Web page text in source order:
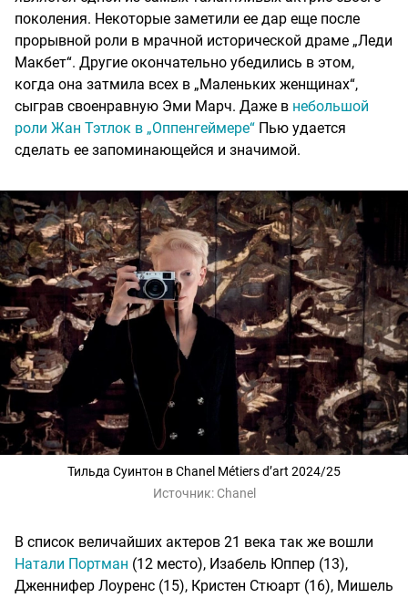
поколения. Некоторые заметили ее дар еще после
прорывной роли в мрачной исторической драме „Леди
Макбет“. Другие окончательно убедились в этом,
когда она затмила всех в „Маленьких женщинах“,
сыграв своенравную Эми Марч. Даже в небольшой
роли Жан Тэтлок в „Оппенгеймере“ Пью удается
сделать ее запоминающейся и значимой.
Тильда Суинтон в Chanel Métiers d’art 2024/25
Источник: Chanel
В список величайших актеров 21 века так же вошли
Натали Портман (12 место), Изабель Юппер (13),
Дженнифер Лоуренс (15), Кристен Стюарт (16), Мишель